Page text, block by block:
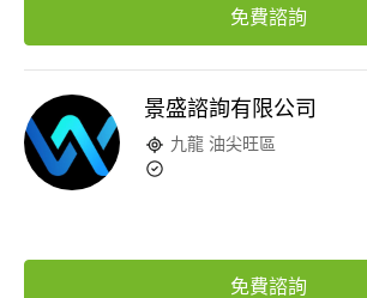
免費諮詢
景盛諮詢有限公司
九龍 油尖旺區
免費諮詢